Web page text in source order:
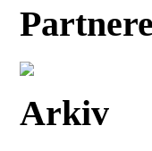
Partnere
Arkiv